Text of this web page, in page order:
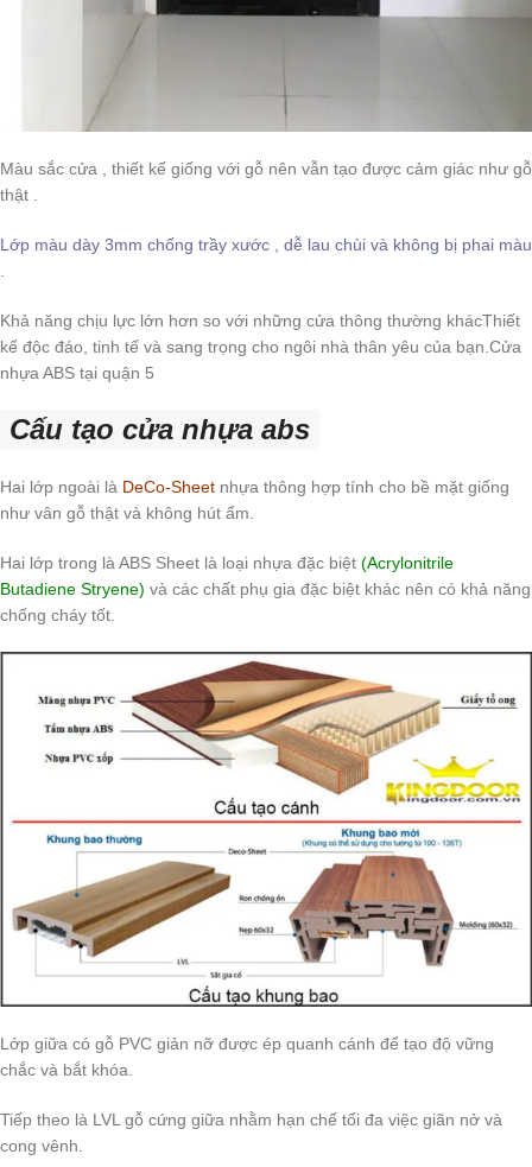
Màu sắc cửa , thiết kế giống với gỗ nên vẫn tạo được cảm giác như gỗ
thật .
Lớp màu dày 3mm chống trầy xước , dễ lau chùi và không bị phai màu
.
Khả năng chịu lực lớn hơn so với những cửa thông thường khácThiết
kế độc đáo, tinh tế và sang trọng cho ngôi nhà thân yêu của bạn.Cửa
nhựa ABS tại quận 5
Cấu tạo cửa nhựa abs
Hai lớp ngoài là DeCo-Sheet nhựa thông hợp tính cho bề mặt giống
như vân gỗ thật và không hút ẩm.
Hai lớp trong là ABS Sheet là loại nhựa đặc biệt (Acrylonitrile
Butadiene Stryene) và các chất phụ gia đặc biệt khác nên có khả năng
chống cháy tốt.
Lớp giữa có gỗ PVC giản nỡ được ép quanh cánh để tạo độ vững
chắc và bắt khóa.
Tiếp theo là LVL gỗ cứng giữa nhằm hạn chế tối đa việc giãn nở và
cong vênh.